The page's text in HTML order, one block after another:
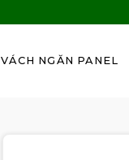
VÁCH NGĂN PANEL